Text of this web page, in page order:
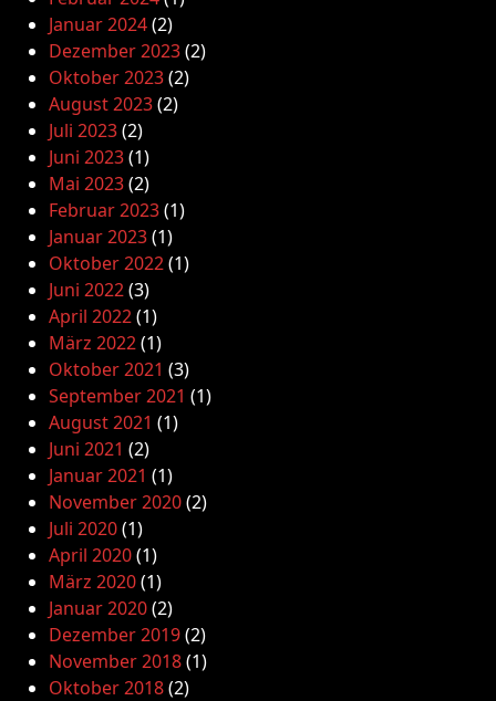
Januar 2024(2)
Dezember 2023(2)
Oktober 2023(2)
August 2023(2)
Juli 2023(2)
Juni 2023(1)
Mai 2023(2)
Februar 2023(1)
Januar 2023(1)
Oktober 2022(1)
Juni 2022(3)
April 2022(1)
März 2022(1)
Oktober 2021 (3)
September 2021 (1)
August 2021 (1)
Juni 2021 (2)
Januar 2021 (1)
November 2020(2)
Juli 2020(1)
April 2020(1)
März 2020(1)
Januar 2020(2)
Dezember 2019(2)
November 2018(1)
Oktober 2018(2)